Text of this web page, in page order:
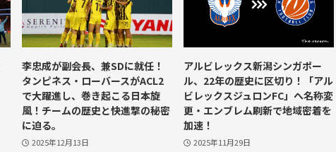
李忠成が副会長、兼SDに就任！
タンピネス・ローバースがACL2
で大躍進し、巻き起こる日本旋
風！チームの歴史と快進撃の秘密
に迫る。
2025年12月13日
アルビレックス新潟シンガポー
ル、22年の歴史に区切り！「アル
ビレックスジュロンFC」へ名称変
更・エンブレム刷新で地域密着を
加速！
2025年11月29日